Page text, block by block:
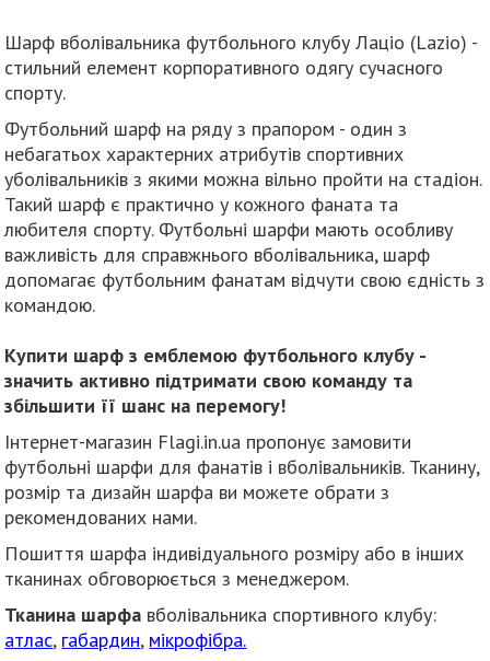
Шарф вболівальника футбольного клубу Лаціо (Lazio) -
стильний елемент корпоративного одягу сучасного
спорту.
Футбольний шарф на ряду з прапором - один з
небагатьох характерних атрибутів спортивних
уболівальників з якими можна вільно пройти на стадіон.
Такий шарф є практично у кожного фаната та
любителя спорту. Футбольні шарфи мають особливу
важливість для справжнього вболівальника, шарф
допомагає футбольним фанатам відчути свою єдність з
командою.
Купити шарф з емблемою футбольного клубу -
значить активно підтримати свою команду та
збільшити її шанс на перемогу!
Інтернет-магазин Flagi.in.ua пропонує замовити
футбольні шарфи для фанатів і вболівальників. Тканину,
розмір та дизайн шарфа ви можете обрати з
рекомендованих нами.
Пошиття шарфа індивідуального розміру або в інших
тканинах обговорюється з менеджером.
Тканина шарфа вболівальника спортивного клубу:
атлас, габардин, мікрофібра.